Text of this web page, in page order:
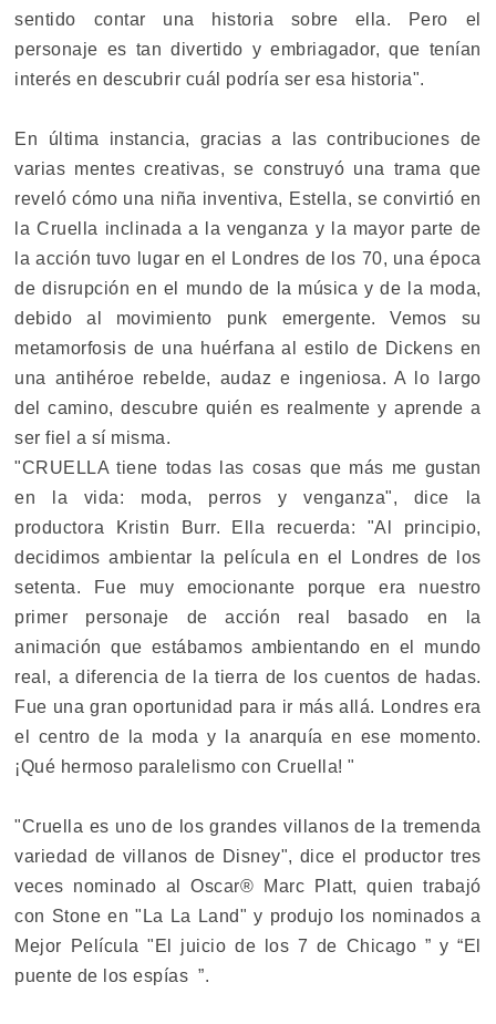
sentido contar una historia sobre ella. Pero el
personaje es tan divertido y embriagador, que tenían
interés en descubrir cuál podría ser esa historia".
En última instancia, gracias a las contribuciones de
varias mentes creativas, se construyó una trama que
reveló cómo una niña inventiva, Estella, se convirtió en
la Cruella inclinada a la venganza y la mayor parte de
la acción tuvo lugar en el Londres de los 70, una época
de disrupción en el mundo de la música y de la moda,
debido al movimiento punk emergente. Vemos su
metamorfosis de una huérfana al estilo de Dickens en
una antihéroe rebelde, audaz e ingeniosa. A lo largo
del camino, descubre quién es realmente y aprende a
ser fiel a sí misma.
"CRUELLA tiene todas las cosas que más me gustan
en la vida: moda, perros y venganza", dice la
productora Kristin Burr. Ella recuerda: "Al principio,
decidimos ambientar la película en el Londres de los
setenta. Fue muy emocionante porque era nuestro
primer personaje de acción real basado en la
animación que estábamos ambientando en el mundo
real, a diferencia de la tierra de los cuentos de hadas.
Fue una gran oportunidad para ir más allá. Londres era
el centro de la moda y la anarquía en ese momento.
¡Qué hermoso paralelismo con Cruella! "
"Cruella es uno de los grandes villanos de la tremenda
variedad de villanos de Disney", dice el productor tres
veces nominado al Oscar® Marc Platt, quien trabajó
con Stone en "La La Land" y produjo los nominados a
Mejor Película "El juicio de los 7 de Chicago ” y “El
puente de los espías ”.